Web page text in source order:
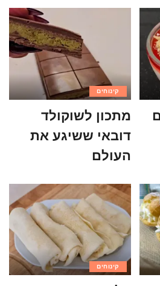
קינוחים
מתכון לשוקולד
דובאי ששיגע את
העולם
קינוחים